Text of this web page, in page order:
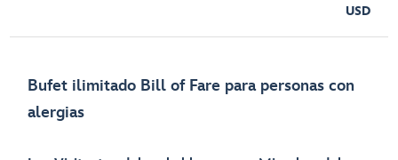
USD
Bufet ilimitado Bill of Fare para personas con
alergias